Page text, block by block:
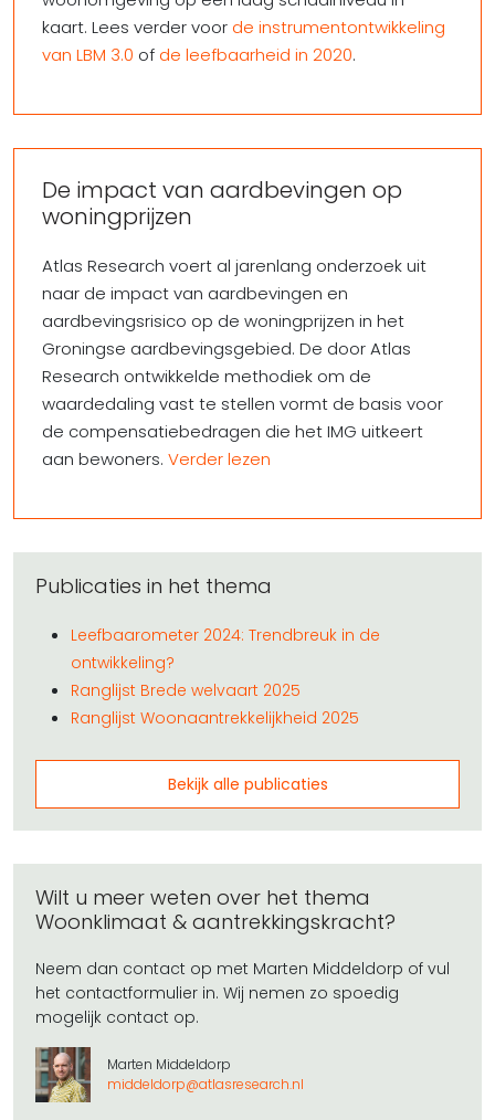
kaart. Lees verder voor de instrumentontwikkeling
van LBM 3.0 of de leefbaarheid in 2020.
De impact van aardbevingen op
woningprijzen
Atlas Research voert al jarenlang onderzoek uit
naar de impact van aardbevingen en
aardbevingsrisico op de woningprijzen in het
Groningse aardbevingsgebied. De door Atlas
Research ontwikkelde methodiek om de
waardedaling vast te stellen vormt de basis voor
de compensatiebedragen die het IMG uitkeert
aan bewoners. Verder lezen
Publicaties in het thema
Leefbaarometer 2024: Trendbreuk in de
ontwikkeling?
Ranglijst Brede welvaart 2025
Ranglijst Woonaantrekkelijkheid 2025
Bekijk alle publicaties
Wilt u meer weten over het thema
Woonklimaat & aantrekkingskracht?
Neem dan contact op met Marten Middeldorp of vul
het contactformulier in. Wij nemen zo spoedig
mogelijk contact op.
Marten Middeldorp
middeldorp@atlasresearch.nl